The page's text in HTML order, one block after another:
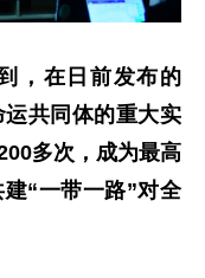
，在日前发布的
运共同体的重大实
多次，成为最高
“一带一路”对全